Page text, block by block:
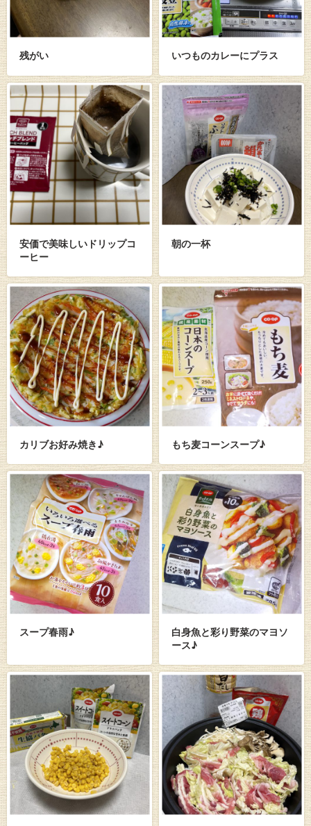
残がい いつものカレーにプラス
安価で美味しいドリップコ
ーヒー
朝の一杯
カリブお好み焼き♪ もち麦コーンスープ♪
スープ春雨♪
白身魚と彩り野菜のマヨソ
ース♪